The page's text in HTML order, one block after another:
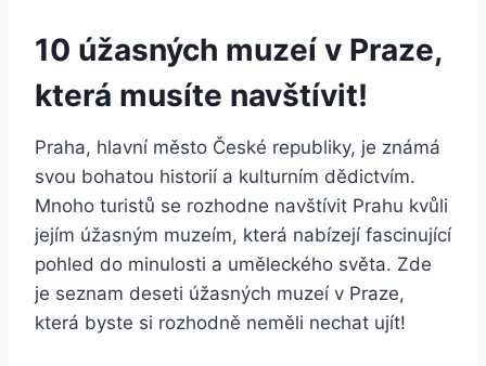
10 úžasných muzeí v Praze,
která musíte navštívit!
Praha, hlavní město České republiky, je známá
svou bohatou historií a kulturním dědictvím.
Mnoho turistů se rozhodne navštívit Prahu kvůli
jejím úžasným muzeím, která nabízejí fascinující
pohled do minulosti a uměleckého světa. Zde
je seznam deseti úžasných muzeí v Praze,
která byste si rozhodně neměli nechat ujít!